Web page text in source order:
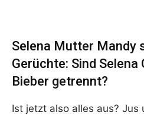
Selena Mutter Mandy
Gerüchte: Sind
Bieber getrennt?
Ist jetzt also alles aus? Jus